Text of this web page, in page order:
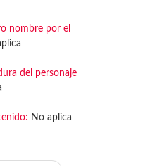
nombre por el
del personaje
No aplica